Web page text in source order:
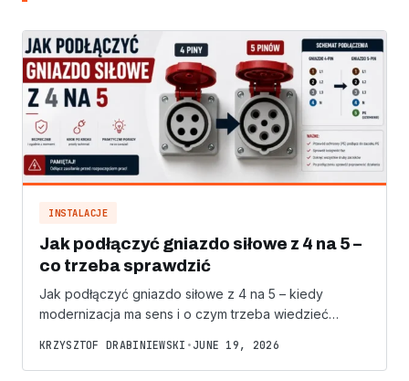
INSTALACJE
Jak podłączyć gniazdo siłowe z 4 na 5 –
co trzeba sprawdzić
Jak podłączyć gniazdo siłowe z 4 na 5 – kiedy
modernizacja ma sens i o czym trzeba wiedzieć…
KRZYSZTOF DRABINIEWSKI • JUNE 19, 2026